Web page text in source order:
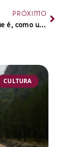
PRÓXIMO
Shatter: o que é, como usar e como é feito
CULTURA